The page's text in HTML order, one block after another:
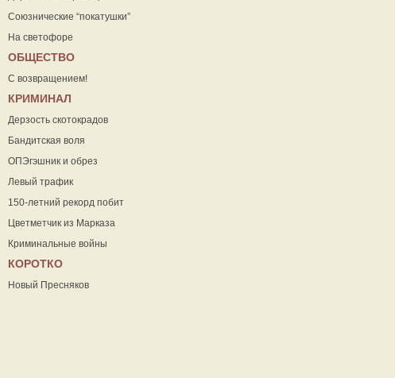
Союзнические “покатушки”
На светофоре
ОБЩЕСТВО
С возвращением!
КРИМИНАЛ
Дерзость скотокрадов
Бандитская воля
ОПЭгэшник и обрез
Левый трафик
150-летний рекорд побит
Цветметчик из Марказа
Криминальные войны
КОРОТКО
Новый Пресняков